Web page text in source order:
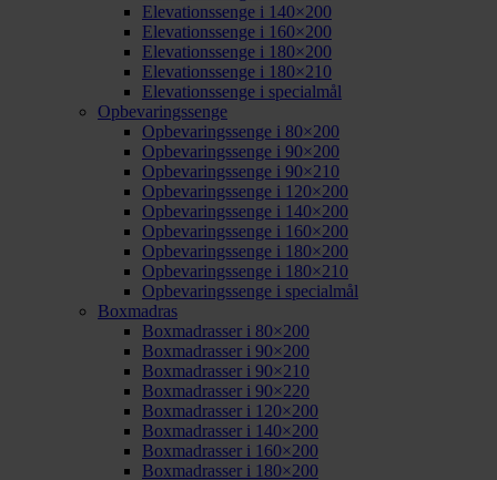
Elevationssenge i 140×200
Elevationssenge i 160×200
Elevationssenge i 180×200
Elevationssenge i 180×210
Elevationssenge i specialmål
Opbevaringssenge
Opbevaringssenge i 80×200
Opbevaringssenge i 90×200
Opbevaringssenge i 90×210
Opbevaringssenge i 120×200
Opbevaringssenge i 140×200
Opbevaringssenge i 160×200
Opbevaringssenge i 180×200
Opbevaringssenge i 180×210
Opbevaringssenge i specialmål
Boxmadras
Boxmadrasser i 80×200
Boxmadrasser i 90×200
Boxmadrasser i 90×210
Boxmadrasser i 90×220
Boxmadrasser i 120×200
Boxmadrasser i 140×200
Boxmadrasser i 160×200
Boxmadrasser i 180×200